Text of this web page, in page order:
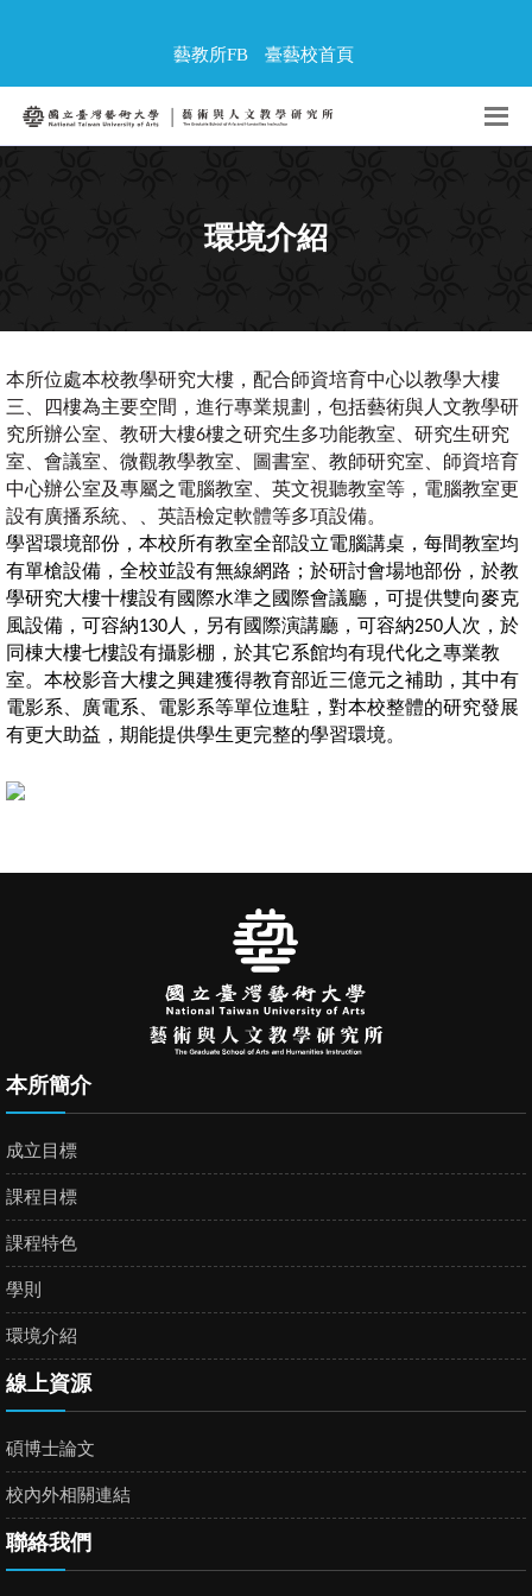
藝教所FB 臺藝校首頁
環境介紹
本所位處本校教學研究大樓，配合師資培育中心以教學大樓
三、四樓為主要空間，進行專業規劃，包括藝術與人文教學研
究所辦公室、教研大樓6樓之研究生多功能教室、研究生研究
室、會議室、微觀教學教室、圖書室、教師研究室、師資培育
中心辦公室及專屬之電腦教室、英文視聽教室等，電腦教室更
設有廣播系統、、英語檢定軟體等多項設備。
學習環境部份，本校所有教室全部設立電腦講桌，每間教室均
有單槍設備，全校並設有無線網路；於研討會場地部份，於教
學研究大樓十樓設有國際水準之國際會議廳，可提供雙向麥克
風設備，可容納130人，另有國際演講廳，可容納250人次，於
同棟大樓七樓設有攝影棚，於其它系館均有現代化之專業教
室。本校影音大樓之興建獲得教育部近三億元之補助，其中有
電影系、廣電系、電影系等單位進駐，對本校整體的研究發展
有更大助益，期能提供學生更完整的學習環境。
本所簡介
成立目標
課程目標
課程特色
學則
環境介紹
線上資源
碩博士論文
校內外相關連結
聯絡我們